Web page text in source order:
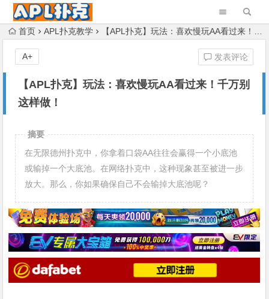
首页 APL扑克教学 【APL扑克】玩法：喜欢慢玩AA看过来！千万别这样做！
【APL扑克】玩法：喜欢慢玩AA看过来！千万别
这样做！
发表评论
A+
摘要
在无限德州扑克中，你拿着口袋AA往往会赢得一个小底池
或输掉一个大底池。在网络扑克中，这种现象甚至被进一步
放大。那么，你如果确保自己不会输掉大底池呢？